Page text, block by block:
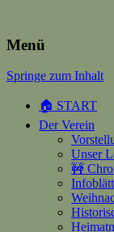
Suchen
Menü
Springe zum Inhalt
🏠 START
Der Verein
Unser
🚧